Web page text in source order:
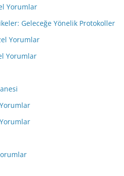
Yorumlar
Geleceğe Yönelik Protokoller
Yorumlar
Yorumlar